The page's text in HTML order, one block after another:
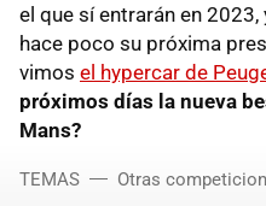
el que sí entrarán en 2023,
hace poco su próxima
vimos el hypercar de
próximos días la nueva
Mans?
TEMAS Otras